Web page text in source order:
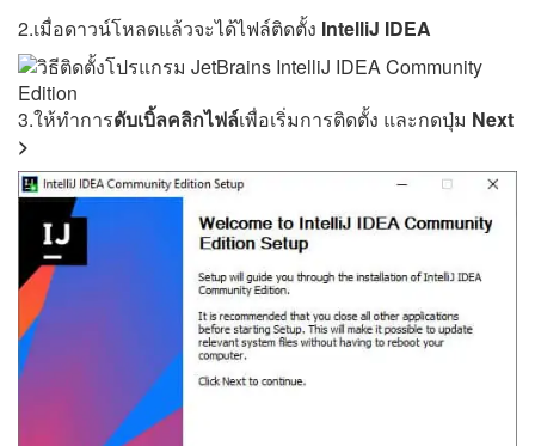
2.เมื่อดาวน์โหลดแล้วจะได้ไฟล์ติดตั้ง IntelliJ IDEA
3.ให้ทำการดับเบิ้ลคลิกไฟล์เพื่อเริ่มการติดตั้ง และกดปุ่ม Next
>